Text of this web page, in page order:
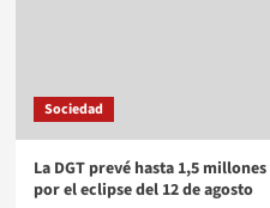
Sociedad
La DGT prevé hasta 1,5
por el eclipse del 12 de agosto